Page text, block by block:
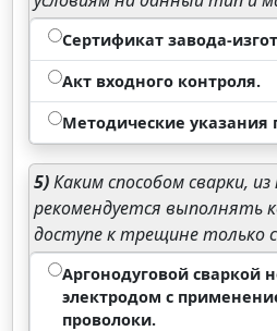
Сертификат завода-
Акт входного контроля.
Методические
5)Каким способом сварки,
рекомендуется выполнять
доступе к трещине только
Аргонодуговой сваркой
электродом с
проволоки.